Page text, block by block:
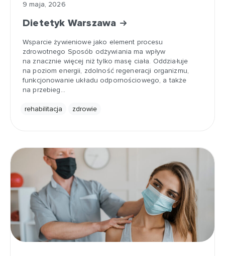
9 maja, 2026
Dietetyk Warszawa
Wsparcie żywieniowe jako element procesu
zdrowotnego Sposób odżywiania ma wpływ
na znacznie więcej niż tylko masę ciała. Oddziałuje
na poziom energii, zdolność regeneracji organizmu,
funkcjonowanie układu odpornościowego, a także
na przebieg…
rehabilitacja zdrowie